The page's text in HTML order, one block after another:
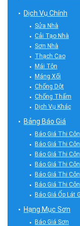
Dịch Vụ Chính
Sửa Nhà
Cải Tạo Nhà
Sơn Nhà
Thạch Cao
Mái Tôn
Máng Xối
Chống Dột
Chống Thấm
Dịch Vụ Khác
Bảng Báo Giá
Báo Giá Thi
Báo Giá Thi
Báo Giá Thi
Báo Giá Thi
Báo Giá Thi
Báo Giá Thi
Báo Giá Ốp Lát
Hạng Mục Sơn
Báo Giá Sơn